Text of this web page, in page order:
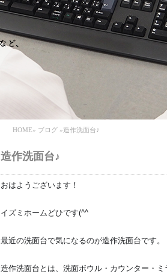
HOME» ブログ »造作洗面台♪
造作洗面台♪
おはようございます！
イズミホームどひです(^^
最近の洗面台で気になるのが造作洗面台です。
造作洗面台とは、洗面ボウル・カウンター・